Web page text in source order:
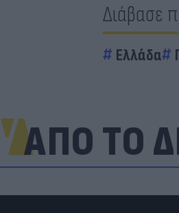
Διάβασε
Ελλάδα
ΑΠΟ ΤΟ